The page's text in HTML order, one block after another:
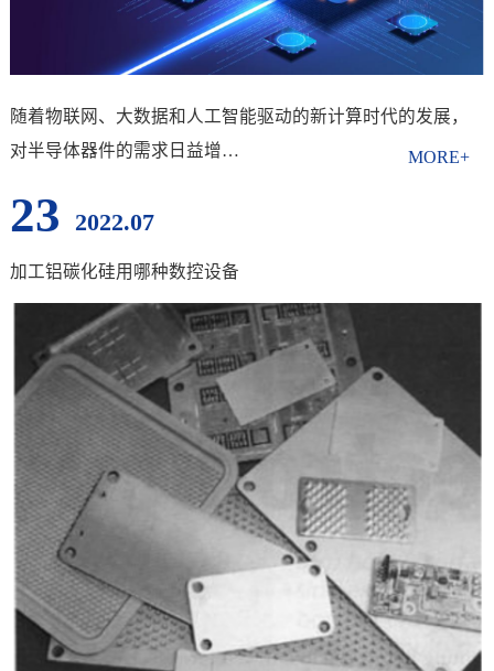
随着物联网、大数据和人工智能驱动的新计算时代的发展，
对半导体器件的需求日益增…
23 2022.07
加工铝碳化硅用哪种数控设备